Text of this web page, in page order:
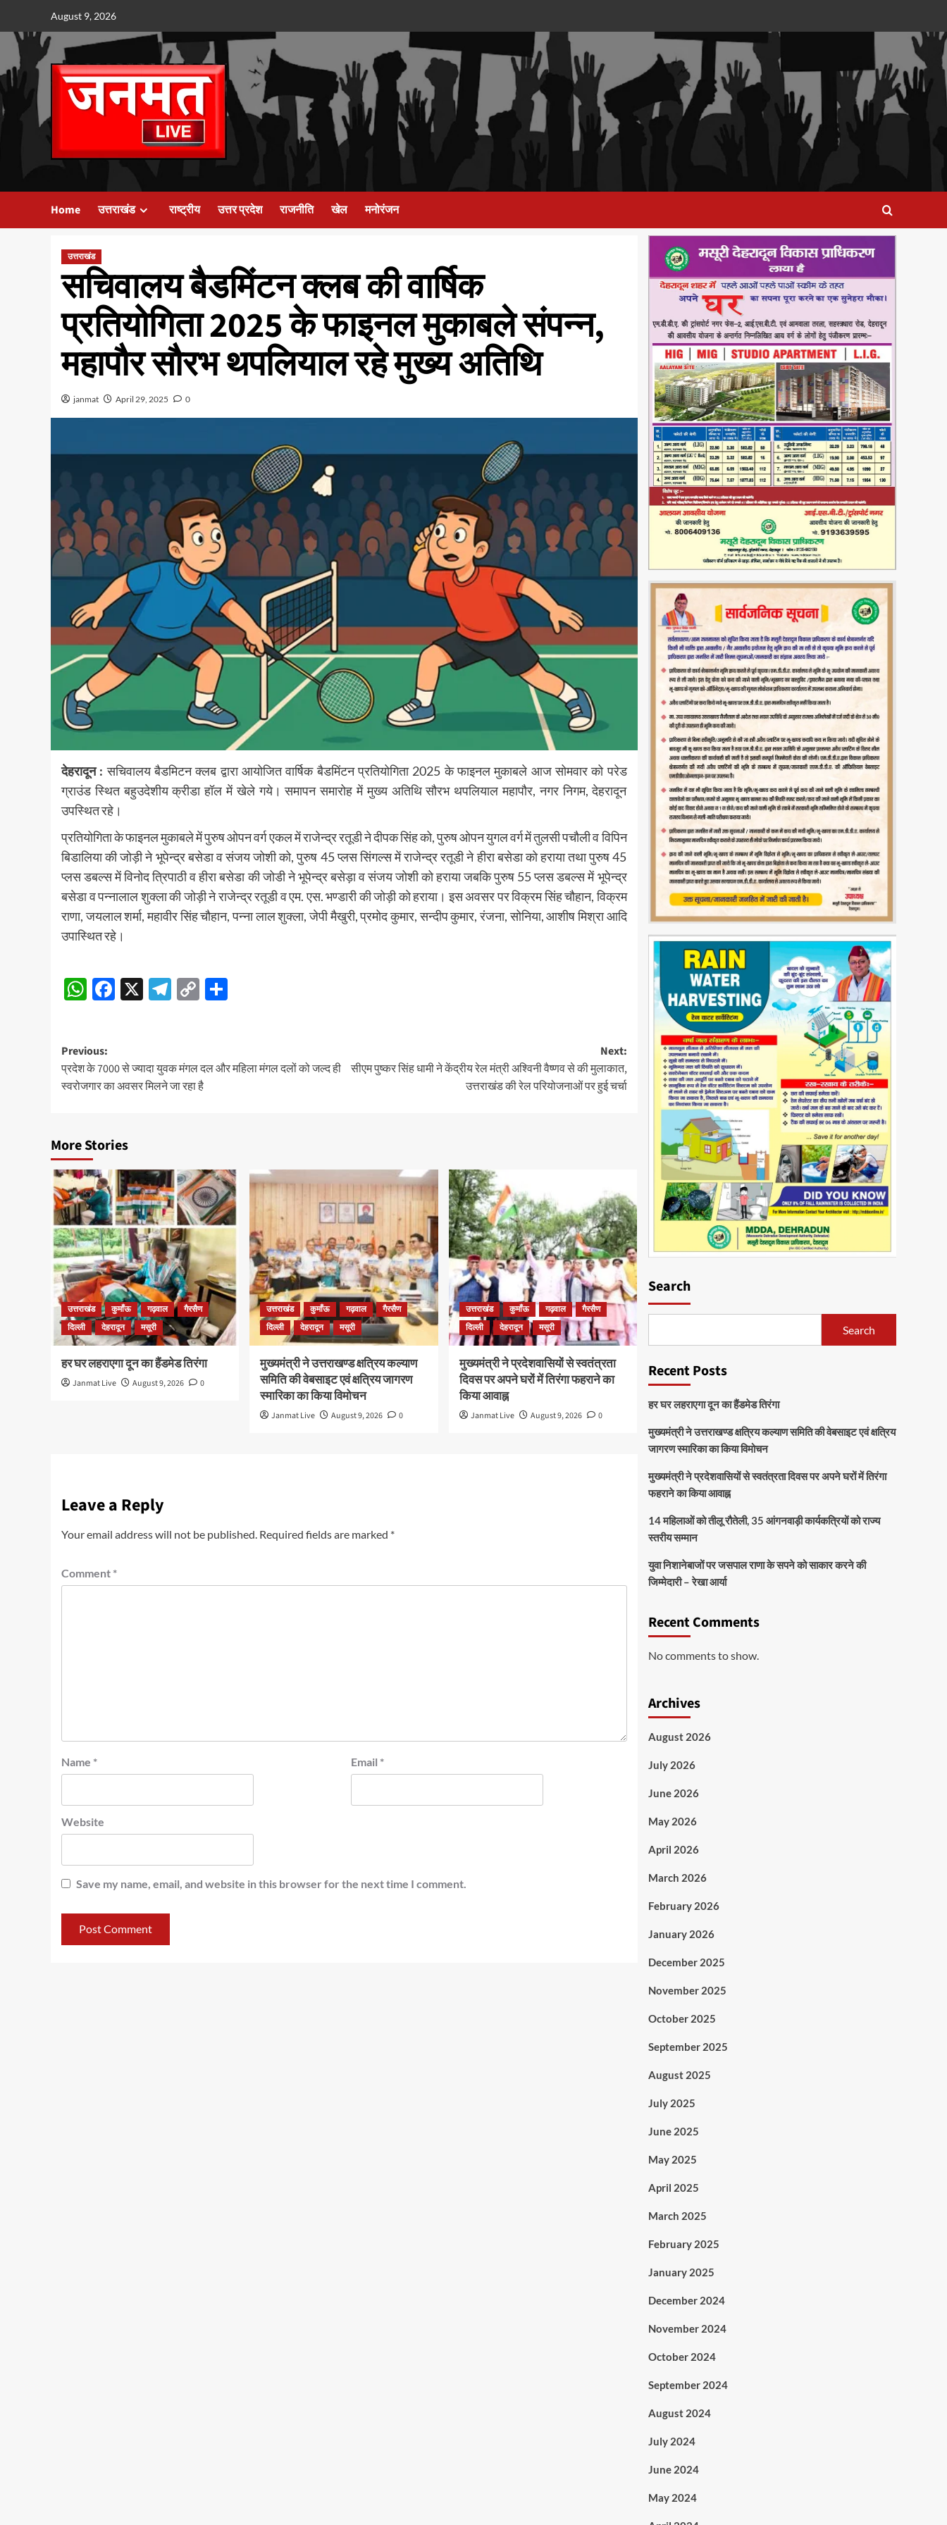
content
August 9, 2026
Home उत्तराखंड राष्ट्रीय उत्तर प्रदेश राजनीति खेल मनोरंजन
उत्तराखंड
सचिवालय बैडमिंटन क्लब की वार्षिक
प्रतियोगिता 2025 के फाइनल मुकाबले संपन्न,
महापौर सौरभ थपलियाल रहे मुख्य अतिथि
janmat April 29, 2025 0
देहरादून : सचिवालय बैडमिटन क्लब द्वारा आयोजित वार्षिक बैडमिंटन प्रतियोगिता 2025 के फाइनल मुकाबले आज सोमवार को परेड
ग्राउंड स्थित बहुउदेशीय क्रीडा हॉल में खेले गये। समापन समारोह में मुख्य अतिथि सौरभ थपलियाल महापौर, नगर निगम, देहरादून
उपस्थित रहे।
प्रतियोगिता के फाइनल मुकाबले में पुरुष ओपन वर्ग एकल में राजेन्द्र रतूडी ने दीपक सिंह को, पुरुष ओपन युगल वर्ग में तुलसी पचौली व विपिन
बिडालिया की जोड़ी ने भूपेन्द्र बसेडा व संजय जोशी को, पुरुष 45 प्लस सिंगल्स में राजेन्द्र रतूडी ने हीरा बसेडा को हराया तथा पुरुष 45
प्लस डबल्स में विनोद त्रिपाठी व हीरा बसेडा की जोडी ने भूपेन्द्र बसेड़ा व संजय जोशी को हराया जबकि पुरुष 55 प्लस डबल्स में भूपेन्द्र
बसेडा व पन्नालाल शुक्ला की जोड़ी ने राजेन्द्र रतूडी व एम. एस. भण्डारी की जोड़ी को हराया। इस अवसर पर विक्रम सिंह चौहान, विक्रम
राणा, जयलाल शर्मा, महावीर सिंह चौहान, पन्ना लाल शुक्ला, जेपी मैखुरी, प्रमोद कुमार, सन्दीप कुमार, रंजना, सोनिया, आशीष मिश्रा आदि
उपास्थित रहे।
Post
Navigation
WhatsApp
Facebook
X Telegram
Copy
Post
navigation
Previous:
प्रदेश के 7000 से ज्यादा युवक मंगल दल और महिला मंगल दलों को जल्द ही
स्वरोजगार का अवसर मिलने जा रहा है
Next:
सीएम पुष्कर सिंह धामी ने केंद्रीय रेल मंत्री अश्विनी वैष्णव से की मुलाकात,
उत्तराखंड की रेल परियोजनाओं पर हुई चर्चा
More Stories
उत्तराखंड कुमाँऊ गढ़वाल
गैरसैण
दिल्ली
देहरादून मसूरी
हर घर लहराएगा दून का हैंडमेड तिरंगा
Janmat Live August 9, 2026 0
उत्तराखंड कुमाँऊ गढ़वाल
गैरसैण
दिल्ली
देहरादून मसूरी
मुख्यमंत्री ने उत्तराखण्ड क्षत्रिय कल्याण
समिति की वेबसाइट एवं क्षत्रिय जागरण
स्मारिका का किया विमोचन
Janmat Live August 9, 2026 0
उत्तराखंड कुमाँऊ गढ़वाल
गैरसैण
दिल्ली
देहरादून मसूरी
मुख्यमंत्री ने प्रदेशवासियों से स्वतंत्रता
दिवस पर अपने घरों में तिरंगा फहराने का
किया आवाह्न
Janmat Live August 9, 2026 0
Leave a Reply
Your email address will not be published. Required fields are marked *
Comment *
Name * Email *
Website
Save my name, email, and website in this browser for the next time I comment.
Search
Search
Recent Posts
हर घर लहराएगा दून का हैंडमेड तिरंगा
मुख्यमंत्री ने उत्तराखण्ड क्षत्रिय कल्याण समिति की वेबसाइट एवं क्षत्रिय
जागरण स्मारिका का किया विमोचन
मुख्यमंत्री ने प्रदेशवासियों से स्वतंत्रता दिवस पर अपने घरों में तिरंगा
फहराने का किया आवाह्न
14 महिलाओं को तीलू रौतेली, 35 आंगनवाड़ी कार्यकत्रियों को राज्य
स्तरीय सम्मान
युवा निशानेबाजों पर जसपाल राणा के सपने को साकार करने की
जिम्मेदारी – रेखा आर्या
Recent Comments
No comments to show.
Archives
August 2026
July 2026
June 2026
May 2026
April 2026
March 2026
February 2026
January 2026
December 2025
November 2025
October 2025
September 2025
August 2025
July 2025
June 2025
May 2025
April 2025
March 2025
February 2025
January 2025
December 2024
November 2024
October 2024
September 2024
August 2024
July 2024
June 2024
May 2024